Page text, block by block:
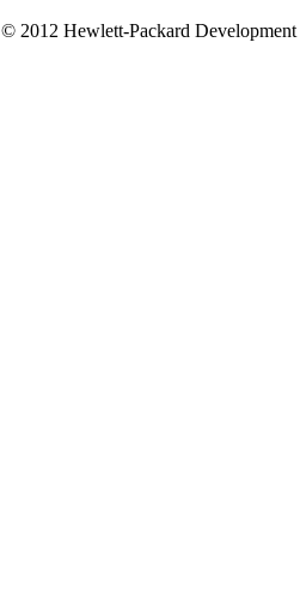
© 2012 Hewlett-Packard Development